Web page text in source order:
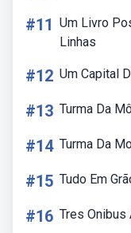
#11 Um Livro
Linhas
#12 Um Capital
#13 Turma Da
#14 Turma Da
#15 Tudo Em
#16 Tres Onibus